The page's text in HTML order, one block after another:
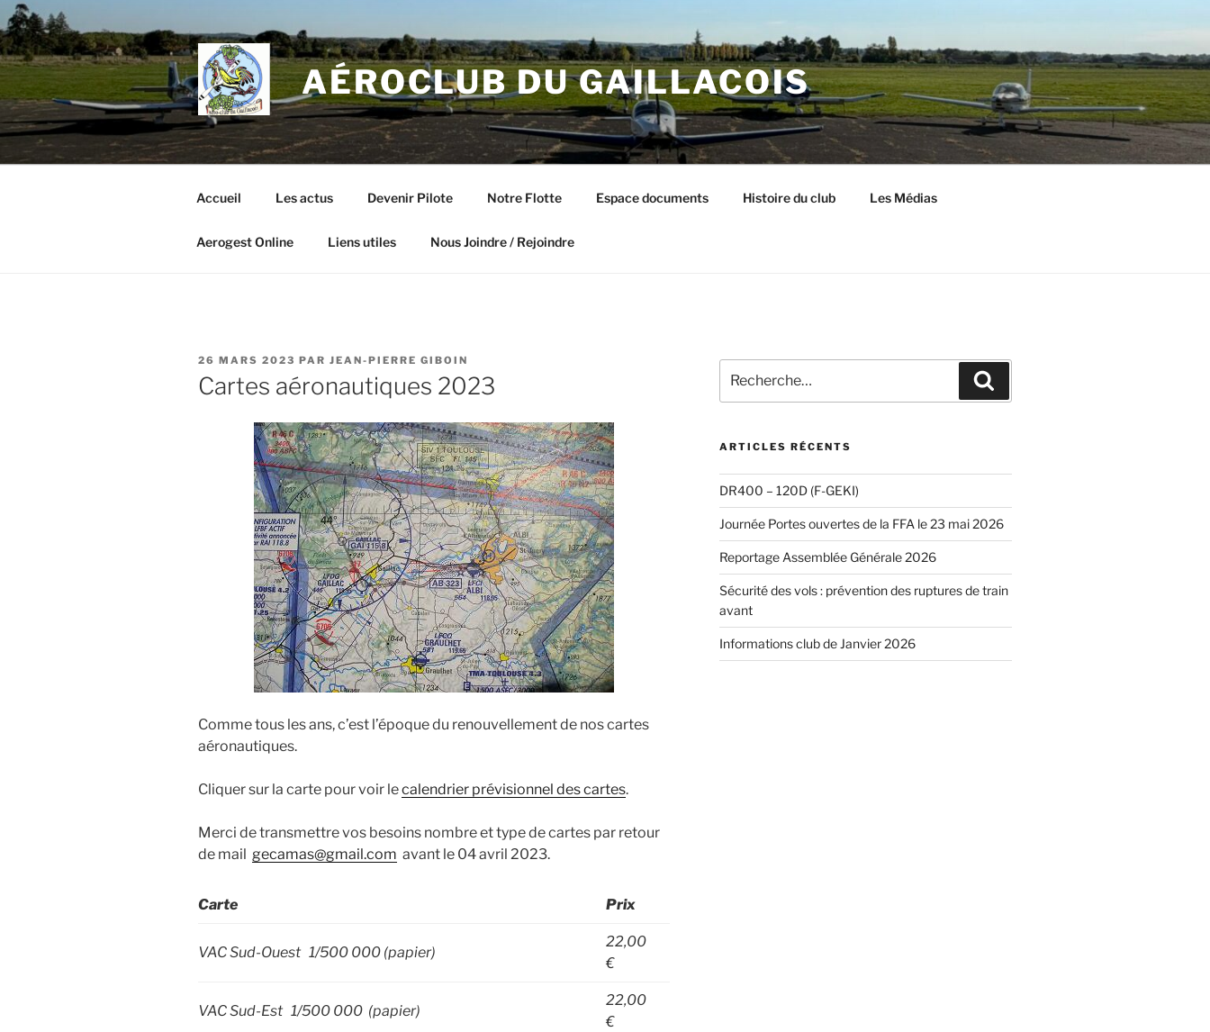
Aller
au
contenu
principal
AÉROCLUB DU GAILLACOIS
Accueil Les actus Devenir Pilote Notre Flotte Espace documents Histoire du club Les Médias
Aerogest Online Liens utiles Nous Joindre / Rejoindre
PUBLIÉ
LE
26 MARS 2023 PAR JEAN-PIERRE GIBOIN
Cartes aéronautiques 2023
Comme tous les ans, c’est l’époque du renouvellement de nos cartes
aéronautiques.
Cliquer sur la carte pour voir lecalendrier prévisionnel des cartes.
Merci de transmettre vos besoins nombre et type de cartes par retour
de mail gecamas@gmail.com avant le 04 avril 2023.
Carte Prix
VAC Sud-Ouest 1/500 000 (papier)
22,00
€
VAC Sud-Est 1/500 000 (papier)
22,00
€
pour
:
ARTICLES RÉCENTS
DR400 – 120D (F-GEKI)
Journée Portes ouvertes de la FFA le 23 mai 2026
Reportage Assemblée Générale 2026
Sécurité des vols : prévention des ruptures de train
avant
Informations club de Janvier 2026